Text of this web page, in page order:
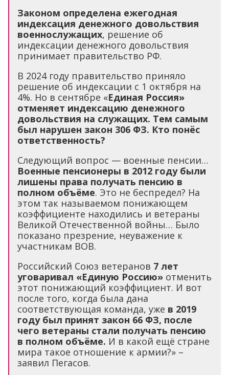
Законом определена ежегодная
индексация денежного довольствия
военнослужащих, решение об
индексации денежного довольствия
принимает правительство РФ.
В 2024 году правительство приняло
решение об индексации с 1 октября на
4%. Но в сентябре «Единая Россия»
отменяет индексацию денежного
довольствия на служащих. Тем самым
был нарушен закон 306 ФЗ. Кто понёс
ответственность?
Следующий вопрос — военные пенсии…
Военные пенсионеры в 2012 году были
лишены права получать пенсию в
полном объёме. Это не беспредел? На
этом так называемом понижающем
коэффициенте находились и ветераны
Великой Отечественной войны… Было
показано презрение, неуважение к
участникам ВОВ.
Российский Союз ветеранов 7 лет
уговаривал «Единую Россию» отменить
этот понижающий коэффициент. И вот
после того, когда была дана
соответствующая команда, уже в 2019
году был принят закон 66 ФЗ, после
чего ветераны стали получать пенсию
в полном объёме. И в какой ещё стране
мира такое отношение к армии?» –
заявил Пегасов.